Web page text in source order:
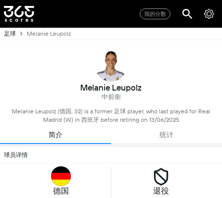
我的分数
足球 Melanie Leupolz
Melanie Leupolz
中前衛
Melanie Leupolz (德国, 32) is a former 足球 player, who last played for Real
Madrid (W) in 西班牙 before retiring on 13/06/2025
简介 统计
球员详情
德国 退役